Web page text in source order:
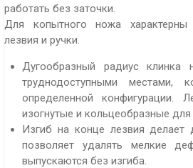
работать без заточки.
Для копытного ножа характерны
лезвия и ручки.
Дугообразный радиус клинка
труднодоступными местами,
определенной конфигурации.
изогнутые и кольцеобразные
Изгиб на конце лезвия делает
позволяет удалять мелкие
выпускаются без изгиба.